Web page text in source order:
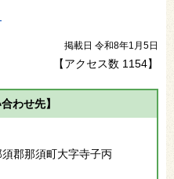
掲載日 令和8年1月5日
【アクセス数 1154】
わせ先】
郡那須町大字寺子丙